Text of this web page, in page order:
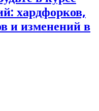
хардфорков,
и изменений в